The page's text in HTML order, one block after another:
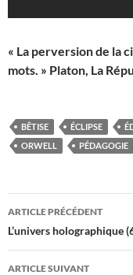
« La perversion de la
mots. » Platon, La
BÊTISE ÉCLIPSE
ORWELL
PÉDAGOGIE
Navigation
des
articles
ARTICLE PRÉCÉDENT
L’univers holographique
ARTICLE SUIVANT